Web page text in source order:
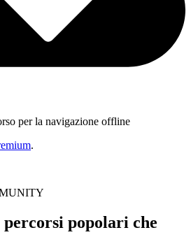
per la navigazione offline
.
popolari che